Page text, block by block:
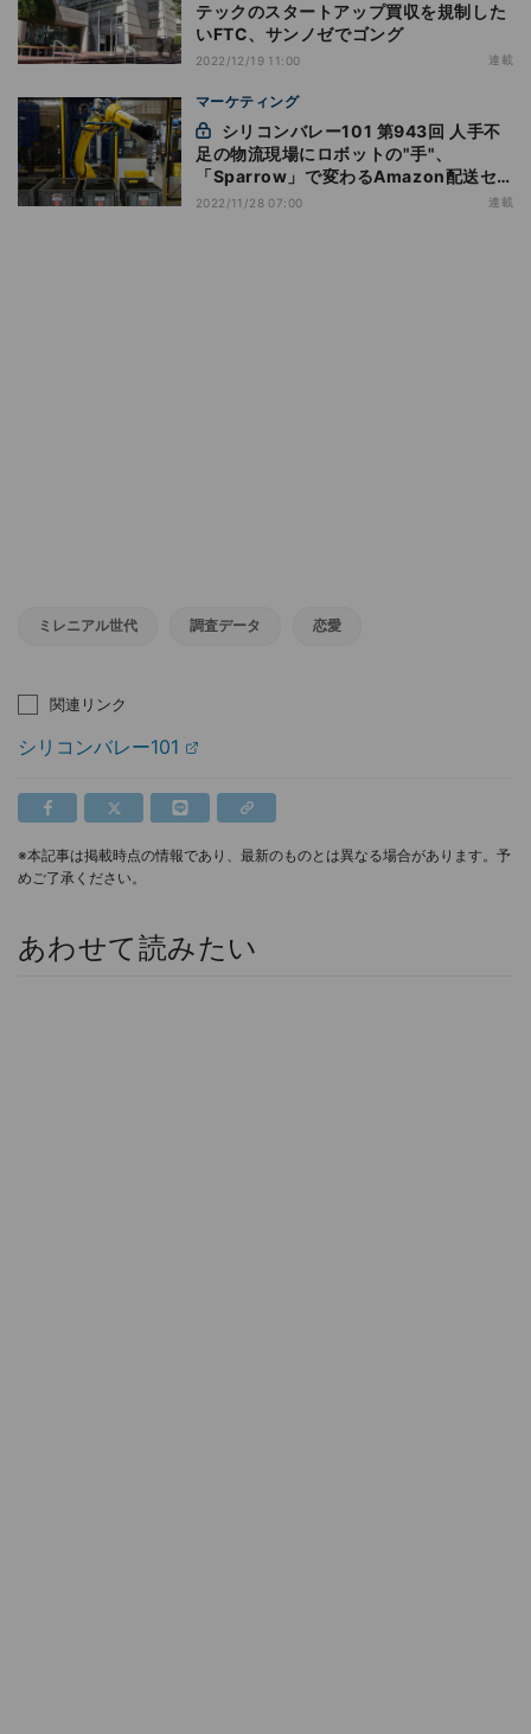
テックのスタートアップ買収を規制した
いFTC、サンノゼでゴング
2022/12/19 11:00 連載
マーケティング
足の物流現場にロボットの"手"、
「Sparrow」で変わるAmazon配送セ
ンター
2022/11/28 07:00 連載
ミレニアル世代 調査データ 恋愛
関連リンク
シリコンバレー101
※本記事は掲載時点の情報であり、最新のものとは異なる場合があります。予
めご了承ください。
あわせて読みたい